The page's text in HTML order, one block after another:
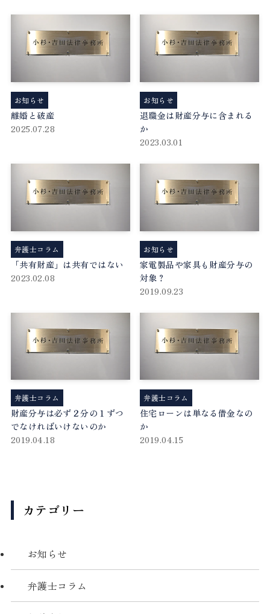
離婚と破産
2025.07.28
お知らせ
退職金は財産分与に含まれる
か
2023.03.01
お知らせ
「共有財産」は共有ではない
2023.02.08
弁護士コラム
家電製品や家具も財産分与の
対象？
2019.09.23
お知らせ
財産分与は必ず２分の１ずつ
でなければいけないのか
2019.04.18
弁護士コラム
住宅ローンは単なる借金なの
か
2019.04.15
弁護士コラム
カテゴリー
お知らせ
弁護士コラム